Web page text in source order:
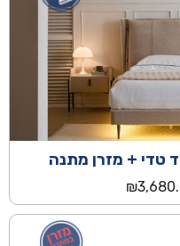
טדי + מזרן מתנה
₪
הנוכחי
הוא:
₪3,680.00.